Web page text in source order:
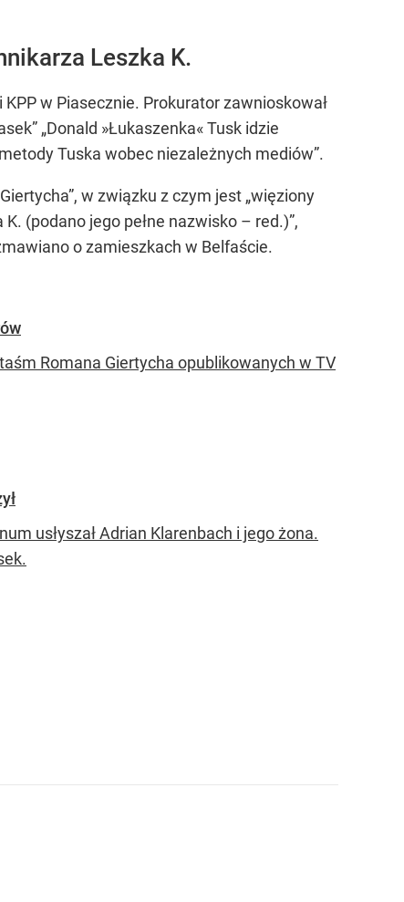
Leszka K.
w Piasecznie. Prokurator zawnioskował
„Donald »Łukaszenka« Tusk idzie
Tuska wobec niezależnych mediów”.
w związku z czym jest „więziony
(podano jego pełne nazwisko – red.)”,
o zamieszkach w Belfaście.
Romana Giertycha opublikowanych w TV
usłyszał Adrian Klarenbach i jego żona.